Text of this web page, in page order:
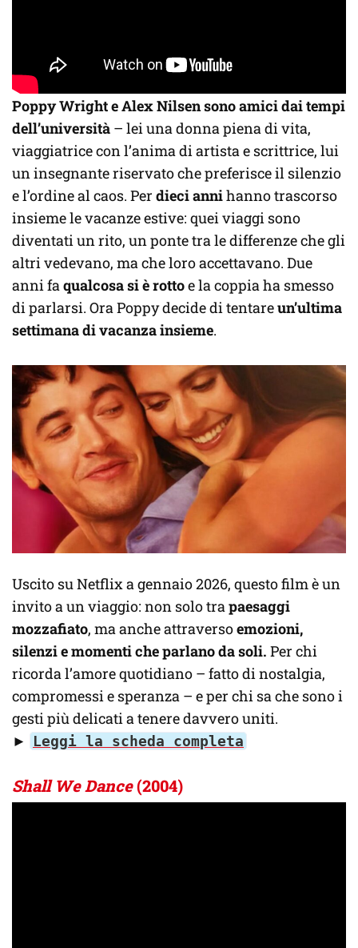
Poppy Wright e Alex Nilsen sono amici dai tempi
dell’università – lei una donna piena di vita,
viaggiatrice con l’anima di artista e scrittrice, lui
un insegnante riservato che preferisce il silenzio
e l’ordine al caos. Per dieci annihanno trascorso
insieme le vacanze estive: quei viaggi sono
diventati un rito, un ponte tra le differenze che gli
altri vedevano, ma che loro accettavano. Due
anni fa qualcosa si è rottoe la coppia ha smesso
di parlarsi. Ora Poppy decide di tentareun’ultima
settimana di vacanza insieme.
Uscito su Netflix a gennaio 2026, questo film è un
invito a un viaggio: non solo tra paesaggi
mozzafiato, ma anche attraversoemozioni,
silenzi e momenti che parlano da soli. Per chi
ricorda l’amore quotidiano – fatto di nostalgia,
compromessi e speranza – e per chi sa che sono i
gesti più delicati a tenere davvero uniti.
►
Leggi la scheda completa
Shall We Dance(2004)